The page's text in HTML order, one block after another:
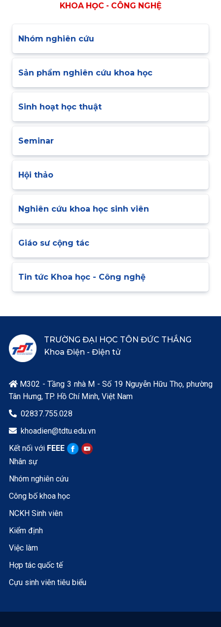
KHOA HỌC - CÔNG NGHỆ
Nhóm nghiên cứu
Sản phẩm nghiên cứu khoa học
Sinh hoạt học thuật
Seminar
Hội thảo
Nghiên cứu khoa học sinh viên
Giáo sư cộng tác
Tin tức Khoa học - Công nghệ
TRƯỜNG ĐẠI HỌC TÔN ĐỨC THẮNG
Khoa Điện - Điện tử
M302 - Tầng 3 nhà M - Số 19 Nguyễn Hữu Thọ, phường
Tân Hưng, TP. Hồ Chí Minh, Việt Nam
 02837.755.028
 khoadien@tdtu.edu.vn
Kết nối với FEEE
Nhân sự
Nhóm nghiên cứu
Công bố khoa học
NCKH Sinh viên
Kiểm định
Việc làm
Hợp tác quốc tế
Cựu sinh viên tiêu biểu